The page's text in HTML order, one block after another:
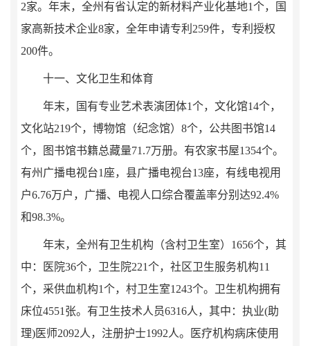
2家。年末，全州有省认定的新材料产业化基地1个，国
家高新技术企业8家，全年申请专利 259件，专利授权
200件。
十一、文化卫生和体育
年末，国有专业艺术表演团体1个，文化馆14个，
文化站219个，博物馆（纪念馆） 8个，公共图书馆14
个，图书馆书籍总藏量71.7万册。有农家书屋1354个。
有州广播电视台1 座，县广播电视台13座，有线电视用
户6.76万户，广播、电视人口综合覆盖率分别达92.4%
和98.3%。
年末，全州有卫生机构（含村卫生室） 1656个，其
中：医院36个，卫生院221个，社区卫生服务机构11
个，采供血机构1个，村卫生室1243个。卫生机构拥有
床位4551 张。有卫生技术人员6316人，其中：执业(助
理)医师2092人，注册护士1992人。医疗机构病床使用